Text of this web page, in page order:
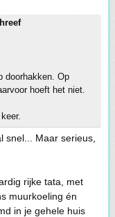
doorhakken. Op
hoeft het niet.
snel... Maar serieus,
rijke tata, met
muurkoeling én
in je gehele huis